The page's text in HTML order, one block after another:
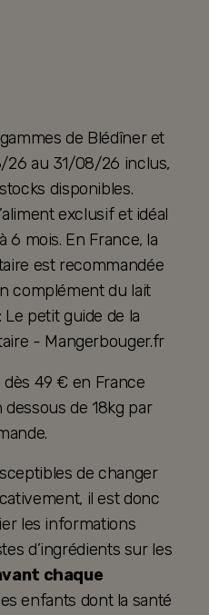
de Blédîner et
au 31/08/26 inclus,
disponibles.
exclusif et idéal
6 mois. En France, la
est recommandée
complément du lait
petit guide de la
- Mangerbouger.fr
49 € en France
de 18kg par
de changer
il est donc
les informations
d’ingrédients sur les
chaque
enfants dont la santé